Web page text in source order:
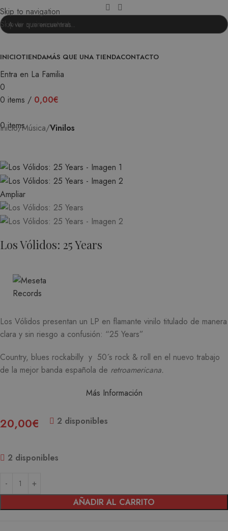
Skip to navigation
Skip to main content
INICIOTIENDAMÁS QUE UNA TIENDACONTACTO
Entra en La Familia
0
0 items / 0,00€
0items
Inicio Música Vinilos
Ampliar
Los Vólidos: 25 Years
Los Vólidos presentan un LP en flamante vinilo titulado de manera
clara y sin riesgo a confusión: “25 Years”
Country, blues rockabilly y 50´s rock & roll en el nuevo trabajo
de la mejor banda española de retroamericana.
Más Información
20,00€ 2 disponibles
2 disponibles
AÑADIR AL CARRITO